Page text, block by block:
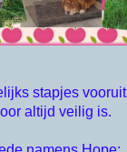
stapjes
altijd veilig is.